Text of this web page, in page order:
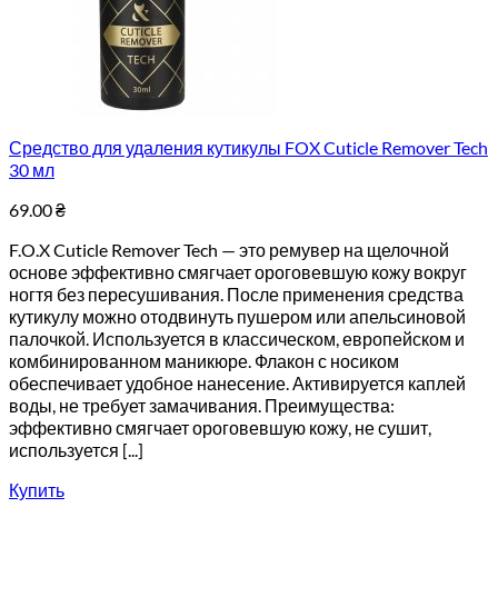
Средство для удаления кутикулы FOX Cuticle Remover Tech
30 мл
69.00₴
F.O.X Cuticle Remover Tech — это ремувер на щелочной
основе эффективно смягчает ороговевшую кожу вокруг
ногтя без пересушивания. После применения средства
кутикулу можно отодвинуть пушером или апельсиновой
палочкой. Используется в классическом, европейском и
комбинированном маникюре. Флакон с носиком
обеспечивает удобное нанесение. Активируется каплей
воды, не требует замачивания. Преимущества:
эффективно смягчает ороговевшую кожу, не сушит,
используется [...]
Купить